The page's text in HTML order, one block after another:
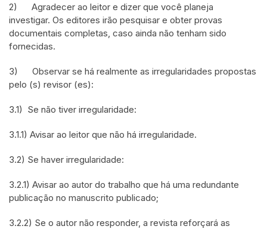
2) Agradecer ao leitor e dizer que você planeja
investigar. Os editores irão pesquisar e obter provas
documentais completas, caso ainda não tenham sido
fornecidas.
3) Observar se há realmente as irregularidades propostas
pelo (s) revisor (es):
3.1) Se não tiver irregularidade:
3.1.1) Avisar ao leitor que não há irregularidade.
3.2) Se haver irregularidade:
3.2.1) Avisar ao autor do trabalho que há uma redundante
publicação no manuscrito publicado;
3.2.2) Se o autor não responder, a revista reforçará as